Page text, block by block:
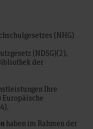
(NHG)
(NDSG)(2),
der
Ihre
haben im Rahmen der